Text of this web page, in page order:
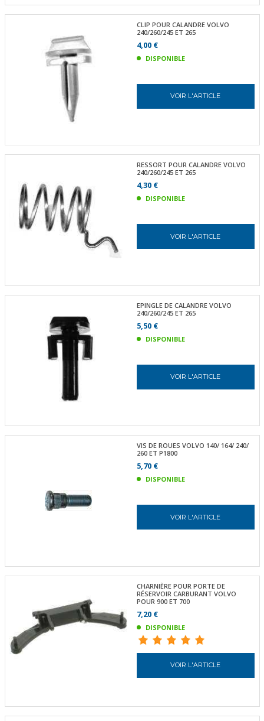
CLIP POUR CALANDRE VOLVO
240/260/245 ET 265
4,00 €
DISPONIBLE
VOIR L'ARTICLE
RESSORT POUR CALANDRE VOLVO
240/260/245 ET 265
4,30 €
DISPONIBLE
VOIR L'ARTICLE
EPINGLE DE CALANDRE VOLVO
240/260/245 ET 265
5,50 €
DISPONIBLE
VOIR L'ARTICLE
VIS DE ROUES VOLVO 140/ 164/ 240/
260 ET P1800
5,70 €
DISPONIBLE
VOIR L'ARTICLE
CHARNIÈRE POUR PORTE DE
RÉSERVOIR CARBURANT VOLVO
POUR 900 ET 700
7,20 €
DISPONIBLE
VOIR L'ARTICLE